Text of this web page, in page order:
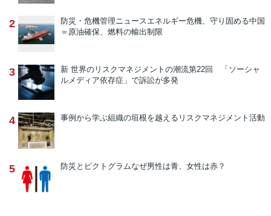
2 防災・危機管理ニュースエネルギー危機、守り固める中国
＝原油確保、燃料の輸出制限
3 新 世界のリスクマネジメントの潮流第22回 「ソーシャ
ルメディア依存症」で訴訟が多発
4 事例から学ぶ組織の垣根を越えるリスクマネジメント活動
5 防災とピクトグラムなぜ男性は青、女性は赤？